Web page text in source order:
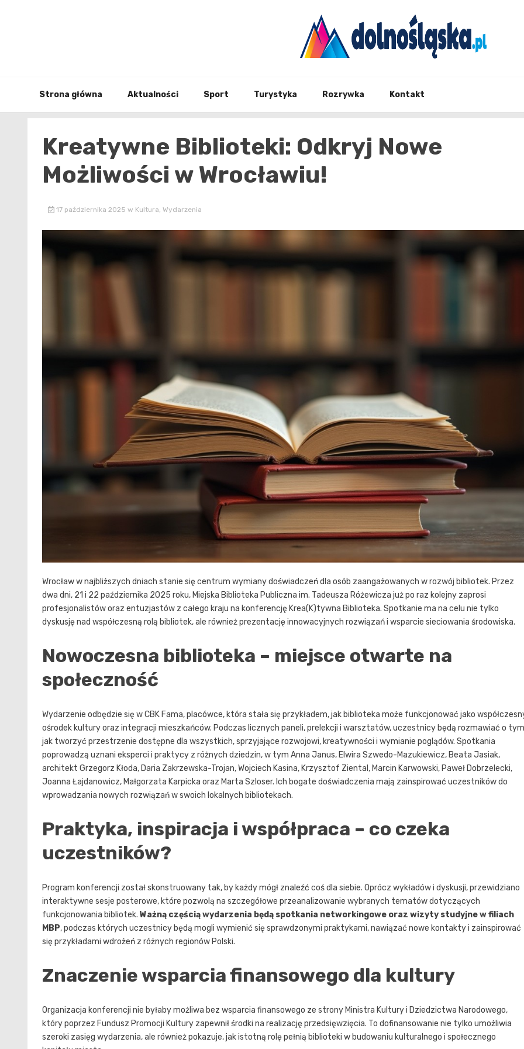
Strona główna Aktualności Sport Turystyka Rozrywka Kontakt
Kreatywne Biblioteki: Odkryj Nowe
Możliwości w Wrocławiu!
17 października 2025 w Kultura, Wydarzenia
Wrocław w najbliższych dniach stanie się centrum wymiany doświadczeń dla osób zaangażowanych w rozwój bibliotek. Przez
dwa dni, 21 i 22 października 2025 roku, Miejska Biblioteka Publiczna im. Tadeusza Różewicza już po raz kolejny zaprosi
profesjonalistów oraz entuzjastów z całego kraju na konferencję Krea(K)tywna Biblioteka. Spotkanie ma na celu nie tylko
dyskusję nad współczesną rolą bibliotek, ale również prezentację innowacyjnych rozwiązań i wsparcie sieciowania środowiska.
Nowoczesna biblioteka – miejsce otwarte na
społeczność
Wydarzenie odbędzie się w CBK Fama, placówce, która stała się przykładem, jak biblioteka może funkcjonować jako
ośrodek kultury oraz integracji mieszkańców. Podczas licznych paneli, prelekcji i warsztatów, uczestnicy będą rozmawiać o
jak tworzyć przestrzenie dostępne dla wszystkich, sprzyjające rozwojowi, kreatywności i wymianie poglądów. Spotkania
poprowadzą uznani eksperci i praktycy z różnych dziedzin, w tym Anna Janus, Elwira Szwedo-Mazukiewicz, Beata Jasiak,
architekt Grzegorz Kłoda, Daria Zakrzewska-Trojan, Wojciech Kasina, Krzysztof Ziental, Marcin Karwowski, Paweł Dobrzelecki,
Joanna Łajdanowicz, Małgorzata Karpicka oraz Marta Szloser. Ich bogate doświadczenia mają zainspirować uczestników do
wprowadzania nowych rozwiązań w swoich lokalnych bibliotekach.
Praktyka, inspiracja i współpraca – co czeka
uczestników?
Program konferencji został skonstruowany tak, by każdy mógł znaleźć coś dla siebie. Oprócz wykładów i dyskusji, przewidziano
interaktywne sesje posterowe, które pozwolą na szczegółowe przeanalizowanie wybranych tematów dotyczących
funkcjonowania bibliotek. Ważną częścią wydarzenia będą spotkania networkingowe oraz wizyty studyjne w filiach
MBP, podczas których uczestnicy będą mogli wymienić się sprawdzonymi praktykami, nawiązać nowe kontakty i zainspirować
się przykładami wdrożeń z różnych regionów Polski.
Znaczenie wsparcia finansowego dla kultury
Organizacja konferencji nie byłaby możliwa bez wsparcia finansowego ze strony Ministra Kultury i Dziedzictwa Narodowego,
który poprzez Fundusz Promocji Kultury zapewnił środki na realizację przedsięwzięcia. To dofinansowanie nie tylko umożliwia
szeroki zasięg wydarzenia, ale również pokazuje, jak istotną rolę pełnią biblioteki w budowaniu kulturalnego i społecznego